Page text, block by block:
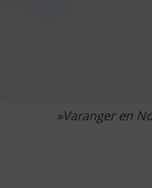
Varanger en